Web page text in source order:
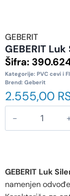
GEBERIT
GEBERIT
Šifra:
Kategorije: PVC cevi i
Brend: Geberit
2.555,00
GEBERIT Luk
namenjen